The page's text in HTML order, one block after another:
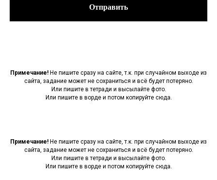
Отправить
Примечание! Не пишите сразу на сайте, т.к. при случайном выходе из
сайта, задание может не сохраниться и всё будет потеряно.
Или пишите в тетради и высылайте фото.
Или пишите в ворде и потом копируйте сюда.
Примечание! Не пишите сразу на сайте, т.к. при случайном выходе из
сайта, задание может не сохраниться и всё будет потеряно.
Или пишите в тетради и высылайте фото.
Или пишите в ворде и потом копируйте сюда.